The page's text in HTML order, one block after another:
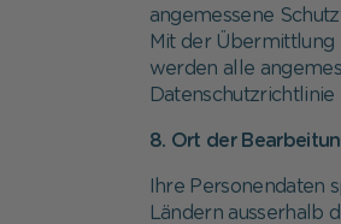
angemessene
Mit der
werden alle
8. Ort der
Ihre Personendaten
Ländern ausserhalb